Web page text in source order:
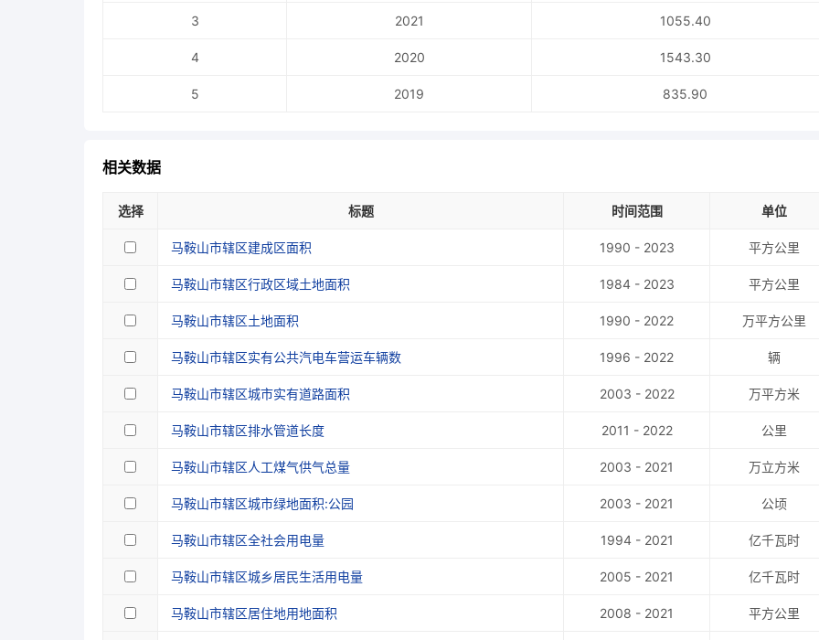
3 2021 1055.40
4 2020 1543.30
5 2019 835.90
相关数据
选择 标题 时间范围 单位
马鞍山市辖区建成区面积 1990 - 2023 平方公里
马鞍山市辖区行政区域土地面积 1984 - 2023 平方公里
马鞍山市辖区土地面积 1990 - 2022 万平方公里
马鞍山市辖区实有公共汽电车营运车辆数 1996 - 2022 辆
马鞍山市辖区城市实有道路面积 2003 - 2022 万平方米
马鞍山市辖区排水管道长度 2011 - 2022 公里
马鞍山市辖区人工煤气供气总量 2003 - 2021 万立方米
马鞍山市辖区城市绿地面积:公园 2003 - 2021 公顷
马鞍山市辖区全社会用电量 1994 - 2021 亿千瓦时
马鞍山市辖区城乡居民生活用电量 2005 - 2021 亿千瓦时
马鞍山市辖区居住地用地面积 2008 - 2021 平方公里